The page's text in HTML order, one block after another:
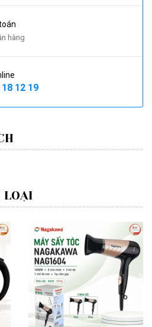
hàng
12 19
LOẠI